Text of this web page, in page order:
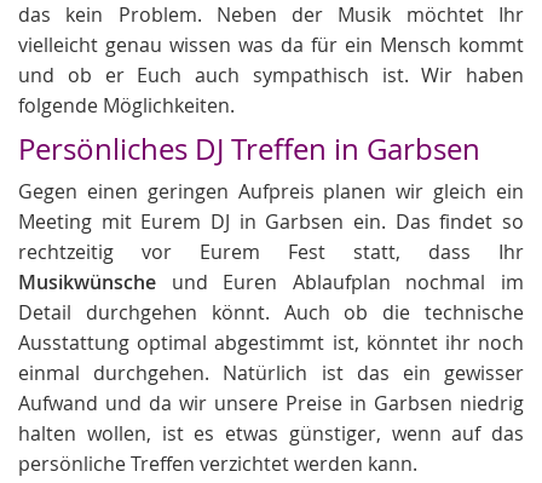
das kein Problem. Neben der Musik möchtet Ihr
vielleicht genau wissen was da für ein Mensch kommt
und ob er Euch auch sympathisch ist. Wir haben
folgende Möglichkeiten.
Persönliches DJ Treffen in Garbsen
Gegen einen geringen Aufpreis planen wir gleich ein
Meeting mit Eurem DJ in Garbsen ein. Das findet so
rechtzeitig vor Eurem Fest statt, dass Ihr
Musikwünsche und Euren Ablaufplan nochmal im
Detail durchgehen könnt. Auch ob die technische
Ausstattung optimal abgestimmt ist, könntet ihr noch
einmal durchgehen. Natürlich ist das ein gewisser
Aufwand und da wir unsere Preise in Garbsen niedrig
halten wollen, ist es etwas günstiger, wenn auf das
persönliche Treffen verzichtet werden kann.